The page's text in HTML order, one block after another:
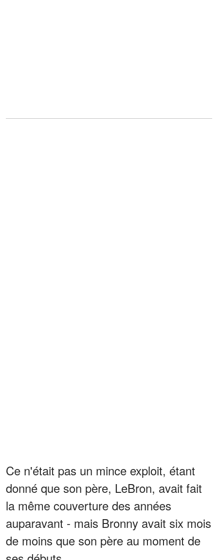
Ce n'était pas un mince exploit, étant
donné que son père, LeBron, avait fait
la même couverture des années
auparavant - mais Bronny avait six mois
de moins que son père au moment de